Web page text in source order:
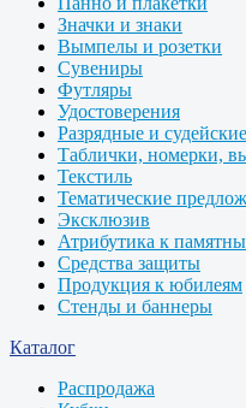
Значки и знаки
Вымпелы и розетки
Сувениры
Футляры
Удостоверения
Разрядные и
Таблички, номерки,
Текстиль
Тематические
Эксклюзив
Атрибутика к
Средства защиты
Продукция к юбилеям
Стенды и баннеры
Каталог
Распродажа